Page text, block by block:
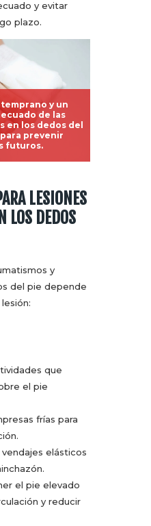
y evitar
plazo.
y un
de las
en los dedos del
prevenir
futuros.
LESIONES
LOS DEDOS
y
del pie depende
que
el pie
frías para
vendajes elásticos
el pie elevado
y reducir